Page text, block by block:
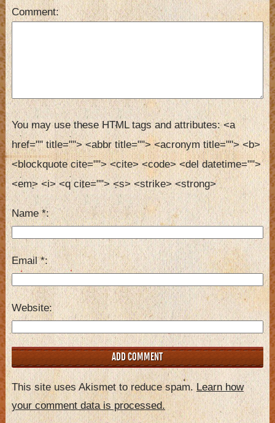
Comment
You may use these HTML tags and attributes:<a
href="" title=""> <abbr title=""> <acronym title=""> <b>
<blockquote cite=""> <cite> <code> <del datetime="">
<em> <i> <q cite=""> <s> <strike> <strong>
Name*
Email*
Website
This site uses Akismet to reduce spam. Learn how
your comment data is processed.